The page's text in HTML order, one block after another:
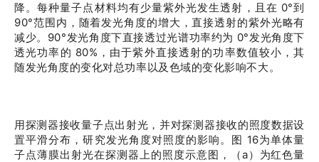
降。每种量子点材料均有少量紫外光发生透射，且在 0°到
90°范围内，随着发光角度的增大，直接透射的紫外光略有
减少。90°发光角度下直接透过光谱功率约为 0°发光角度下
透光功率的 80%，由于紫外直接透射的功率数值较小，其
随发光角度的变化对总功率以及色域的变化影响不大。
用探测器接收量子点出射光，并对探测器接收的照度数据设
置平滑分布，研究发光角度对照度的影响。图 16为单体量
子点薄膜出射光在探测器上的照度示意图，（a）为红色量